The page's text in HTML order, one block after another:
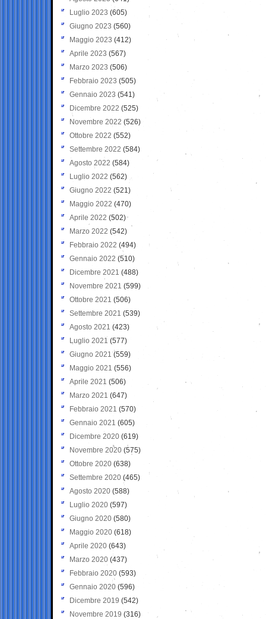
Luglio 2023 (605)
Giugno 2023 (560)
Maggio 2023 (412)
Aprile 2023 (567)
Marzo 2023 (506)
Febbraio 2023 (505)
Gennaio 2023 (541)
Dicembre 2022 (525)
Novembre 2022 (526)
Ottobre 2022 (552)
Settembre 2022 (584)
Agosto 2022 (584)
Luglio 2022 (562)
Giugno 2022 (521)
Maggio 2022 (470)
Aprile 2022 (502)
Marzo 2022 (542)
Febbraio 2022 (494)
Gennaio 2022 (510)
Dicembre 2021 (488)
Novembre 2021 (599)
Ottobre 2021 (506)
Settembre 2021 (539)
Agosto 2021 (423)
Luglio 2021 (577)
Giugno 2021(559)
Maggio 2021 (556)
Aprile 2021 (506)
Marzo 2021 (647)
Febbraio 2021 (570)
Gennaio 2021 (605)
Dicembre 2020 (619)
Novembre 2020 (575)
Ottobre 2020 (638)
Settembre 2020(465)
Agosto 2020 (588)
Luglio 2020 (597)
Giugno 2020 (580)
Maggio 2020 (618)
Aprile 2020 (643)
Marzo 2020 (437)
Febbraio 2020 (593)
Gennaio 2020 (596)
Dicembre 2019 (542)
Novembre 2019 (316)